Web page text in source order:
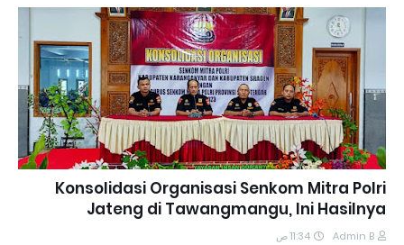
Konsolidasi Organisasi Senkom Mitra Polri
Jateng di Tawangmangu, Ini Hasilnya
Admin B 11:34 ص